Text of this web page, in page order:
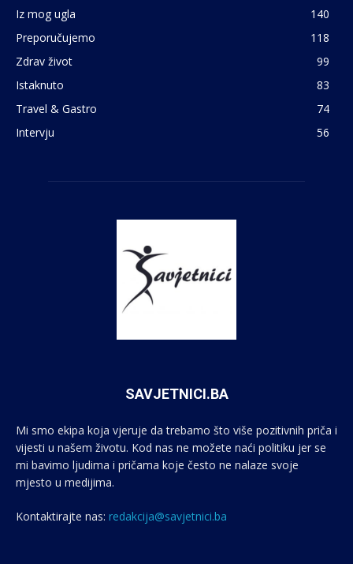
Iz mog ugla
140
Preporučujemo
118
Zdrav život
99
Istaknuto
83
Travel & Gastro
74
Intervju
56
SAVJETNICI.BA
Mi smo ekipa koja vjeruje da trebamo što više pozitivnih priča i
vijesti u našem životu. Kod nas ne možete naći politiku jer se
mi bavimo ljudima i pričama koje često ne nalaze svoje
mjesto u medijima.
Kontaktirajte nas: redakcija@savjetnici.ba